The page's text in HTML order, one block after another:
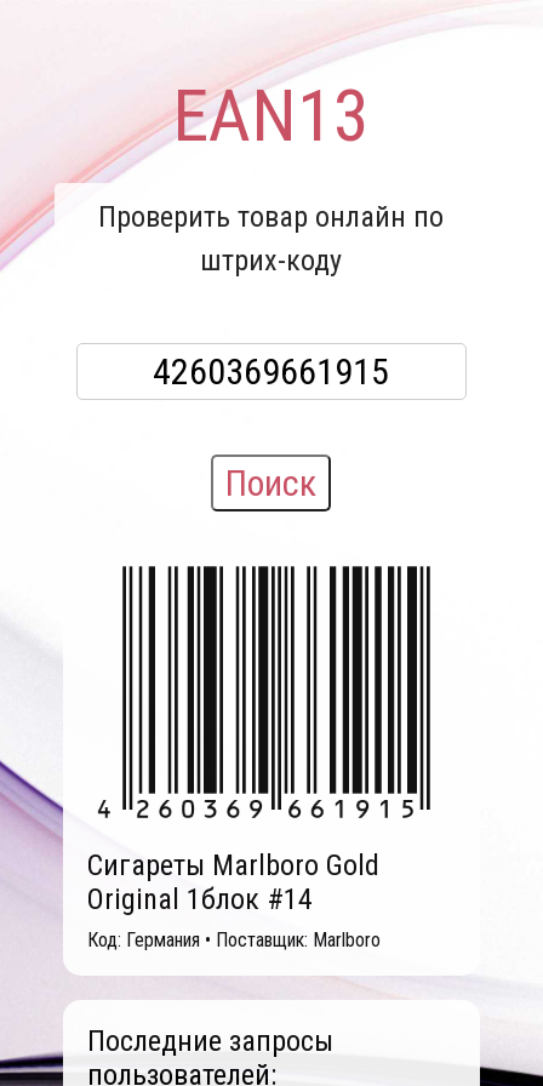
EAN13
Проверить товар онлайн по
штрих-коду
Поиск
Сигареты Marlboro Gold
Original 1блок #14
Код: Германия • Поставщик: Marlboro
Последние запросы
пользователей: